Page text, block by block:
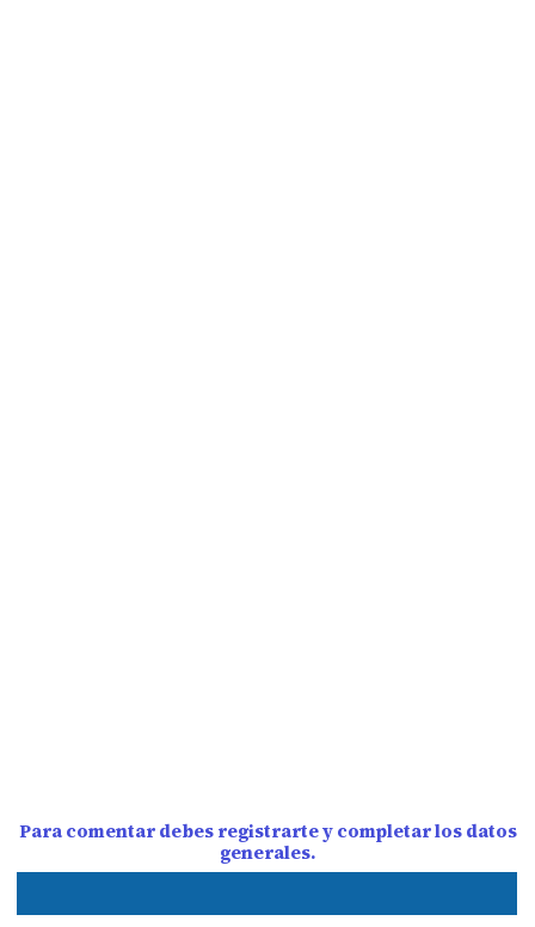
Para comentar debes registrarte y completar los datos
generales.